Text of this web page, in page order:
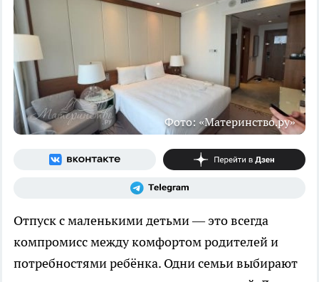
Фото: «Материнство.ру»
Отпуск с маленькими детьми — это всегда
компромисс между комфортом родителей и
потребностями ребёнка. Одни семьи выбирают